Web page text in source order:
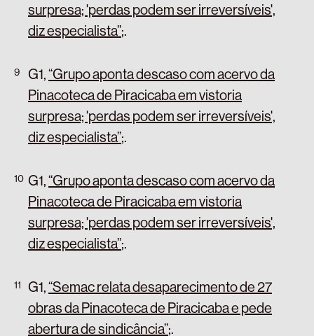
surpresa; 'perdas podem ser irreversíveis',
diz especialista”;.
G1,“Grupo aponta descaso com acervo da
Pinacoteca de Piracicaba em vistoria
surpresa; 'perdas podem ser irreversíveis',
diz especialista”;.
G1,“Grupo aponta descaso com acervo da
Pinacoteca de Piracicaba em vistoria
surpresa; 'perdas podem ser irreversíveis',
diz especialista”;.
G1,“Semac relata desaparecimento de 27
obras da Pinacoteca de Piracicaba e pede
abertura de sindicância”;.